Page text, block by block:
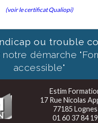
(voir le certificat Qualiopi)
ou trouble
démarche
accessible"
Estim
17 Rue Nicolas
77185 Lognes
01 60 37 84 19